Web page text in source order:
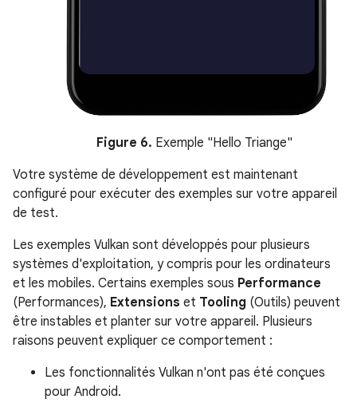
Figure 6. Exemple "Hello Triange"
Votre système de développement est maintenant
configuré pour exécuter des exemples sur votre appareil
de test.
Les exemples Vulkan sont développés pour plusieurs
systèmes d'exploitation, y compris pour les ordinateurs
et les mobiles. Certains exemples sous Performance
(Performances), Extensions et Tooling (Outils) peuvent
être instables et planter sur votre appareil. Plusieurs
raisons peuvent expliquer ce comportement :
Les fonctionnalités Vulkan n'ont pas été conçues
pour Android.